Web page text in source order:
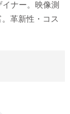
ナー。映像測
革新性・コス